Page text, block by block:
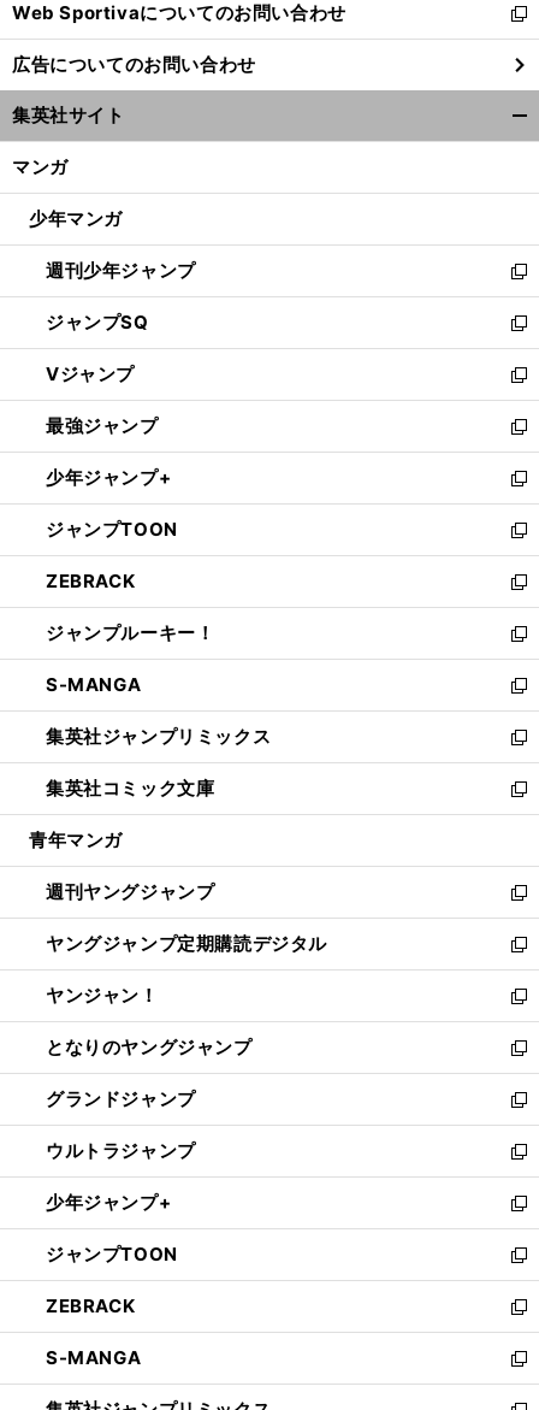
く
Web Sportivaについてのお問い合わせ
新
し
い
ウ
ィ
ン
ウ
開
く
広告についてのお問い合わせ
集英社サイト
マンガ
少年マンガ
週刊少年ジャンプ
新
し
い
ウ
ィ
ン
ド
ウ
で
開
く
ジャンプSQ
新
し
い
ウ
ィ
ン
ド
ウ
で
開
く
Vジャンプ
新
し
い
ウ
ィ
ン
ド
ウ
で
開
く
最強ジャンプ
新
し
い
ウ
ィ
ン
ド
ウ
で
開
く
少年ジャンプ+
新
し
い
ウ
ィ
ン
ド
ウ
で
開
く
ジャンプTOON
新
し
い
ウ
ィ
ン
ド
ウ
で
開
く
ZEBRACK
新
し
い
ウ
ィ
ン
ド
ウ
で
開
ジャンプルーキー！
新
し
い
ウ
ィ
ン
ド
ウ
開
く
S-MANGA
新
し
い
ウ
ィ
ン
ウ
で
開
く
集英社ジャンプリミックス
新
し
い
ウ
ン
ド
ウ
で
開
く
集英社コミック文庫
新
し
ウ
ィ
ン
ド
ウ
で
開
く
青年マンガ
週刊ヤングジャンプ
新
し
い
ウ
ィ
ン
ド
ウ
で
開
く
ヤングジャンプ定期購読デジタル
新
し
い
ウ
ィ
ン
ド
ウ
で
開
く
ヤンジャン！
新
し
い
ウ
ィ
ン
ド
ウ
で
開
く
となりのヤングジャンプ
新
し
い
ウ
ィ
ン
ド
ウ
で
開
く
グランドジャンプ
新
し
い
ウ
ィ
ン
ド
ウ
で
開
く
ウルトラジャンプ
新
し
い
ウ
ィ
ン
ド
ウ
で
開
少年ジャンプ+
新
し
い
ウ
ィ
ン
ド
ウ
ジャンプTOON
新
し
い
ウ
ィ
ン
ZEBRACK
新
し
い
ウ
S-MANGA
新
し